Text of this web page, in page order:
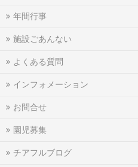
年間行事
施設ごあんない
よくある質問
インフォメーション
お問合せ
園児募集
チアフルブログ